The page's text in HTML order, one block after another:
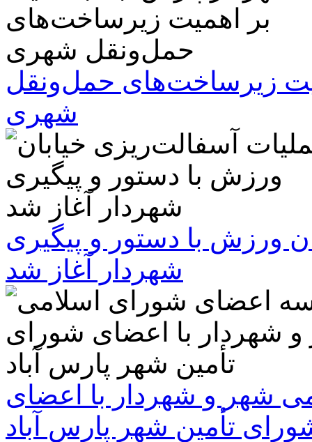
زیرساخت‌های حمل‌ونقل
شهری
ورزش با دستور و پیگیری
شهردار آغاز شد
شهر و شهردار با اعضای
تأمین شهر پارس آباد